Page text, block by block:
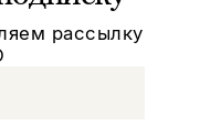
рассылку